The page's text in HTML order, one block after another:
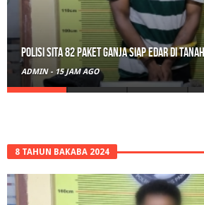
RPL Prodi HTN UIN Mahmud Yunus
hingga Wali Nagari
ADMIN - 1 HARI AGO
8 TAHUN BAKABA 2024